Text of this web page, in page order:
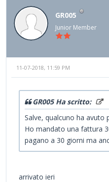
GR005
Junior Member
11-07-2018, 11:59 PM
GR005 Ha scritto:
Salve, qualcuno ha avuto
Ho mandato una fattura
pagano a 30 giorni ma
arrivato ieri